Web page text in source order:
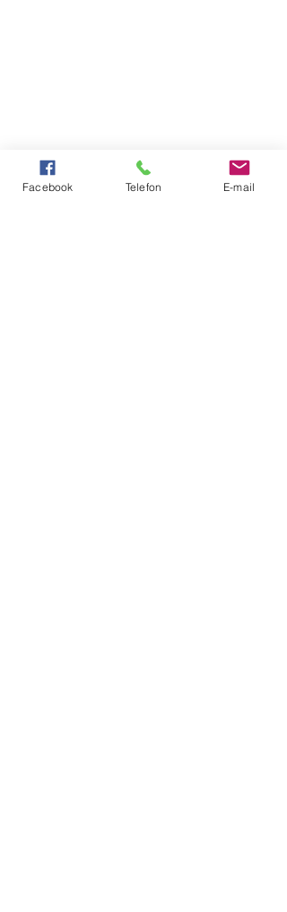
Facebook Telefon E-mail